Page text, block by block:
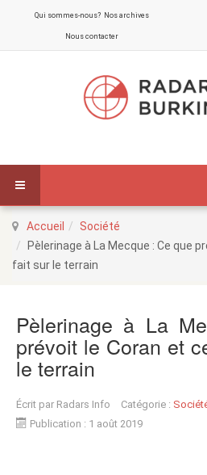
Qui sommes-nous? Nos archives
Nous contacter
Accueil
Société
Pèlerinage à La Mecque : Ce que
fait sur le terrain
Pèlerinage à La
prévoit le Coran et
le terrain
Écrit par Radars Info Catégorie :
Publication : 1 août 2019